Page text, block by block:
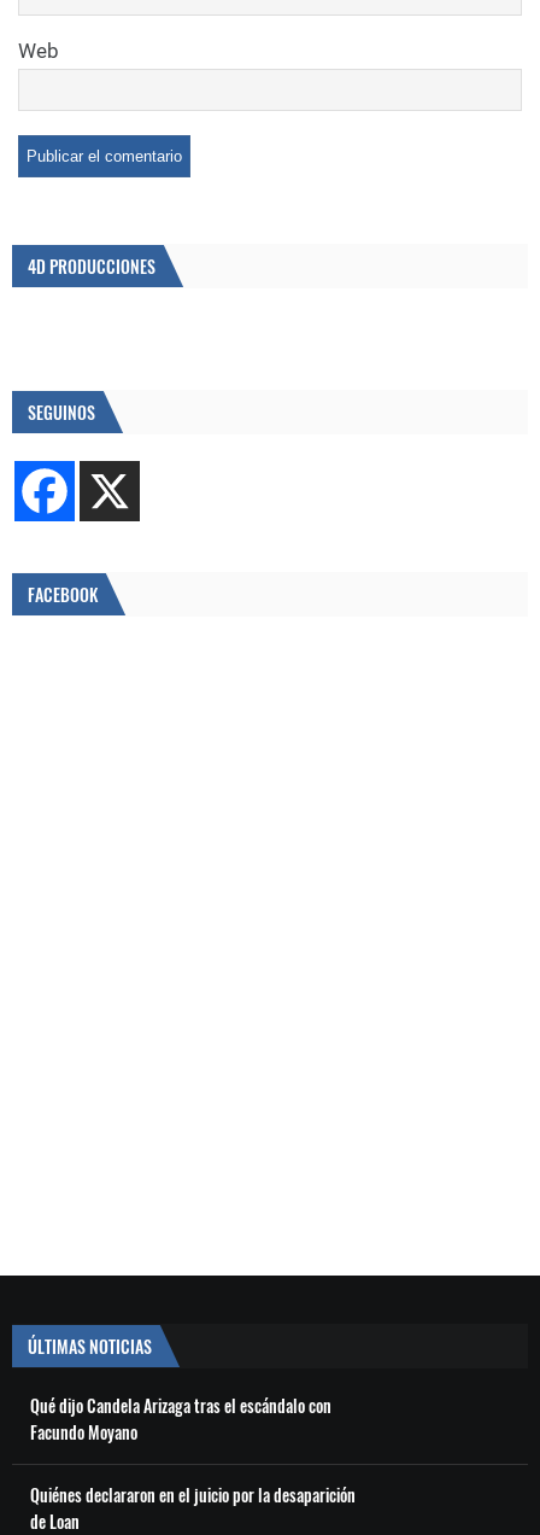
Web
4D PRODUCCIONES
SEGUINOS
FACEBOOK
ÚLTIMAS NOTICIAS
Qué dijo Candela Arizaga tras el escándalo con
Facundo Moyano
Quiénes declararon en el juicio por la desaparición
de Loan